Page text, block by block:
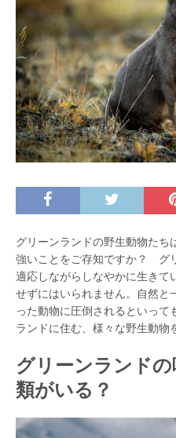
グリーンランドの野生動物たち
強いことをご存知ですか？ グ
適応しながらしなやかに生きて
せずにはいられません。自然と
った動物に圧倒されるといって
ランドに住む、様々な野生動物
グリーンランド
類がいる？